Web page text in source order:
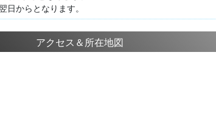
日からとなります。
アクセス＆所在地図